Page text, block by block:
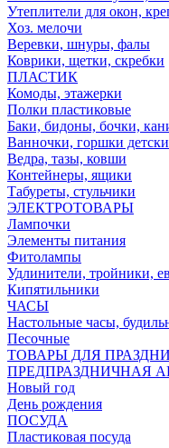
Утеплители для окон,
Хоз. мелочи
Веревки, шнуры, фалы
Коврики, щетки, скребки
ПЛАСТИК
Комоды, этажерки
Полки пластиковые
Баки, бидоны, бочки,
Ванночки, горшки
Ведра, тазы, ковши
Контейнеры, ящики
Табуреты, стульчики
ЭЛЕКТРОТОВАРЫ
Лампочки
Элементы питания
Фитолампы
Удлинители, тройники,
Кипятильники
ЧАСЫ
Настольные часы,
Песочные
ТОВАРЫ ДЛЯ
ПРЕДПРАЗДНИЧНАЯ
Новый год
День рождения
ПОСУДА
Пластиковая посуда